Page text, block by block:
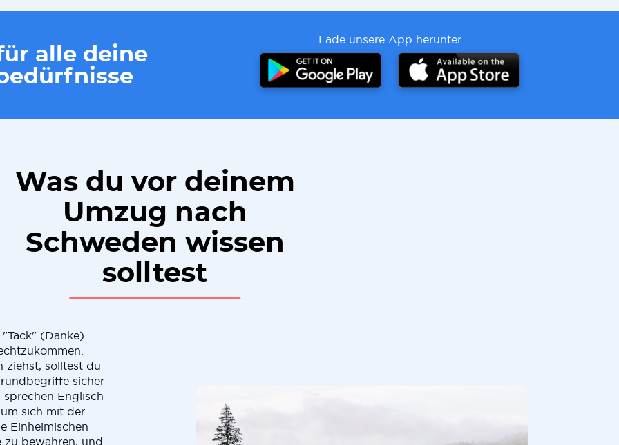
alle deine
Lade unsere App herunter
Was du vor deinem
Umzug nach
Schweden wissen
solltest
(Danke)
ziehst, solltest du
sicher
sprechen Englisch
sich mit der
Einheimischen
zu bewahren, und